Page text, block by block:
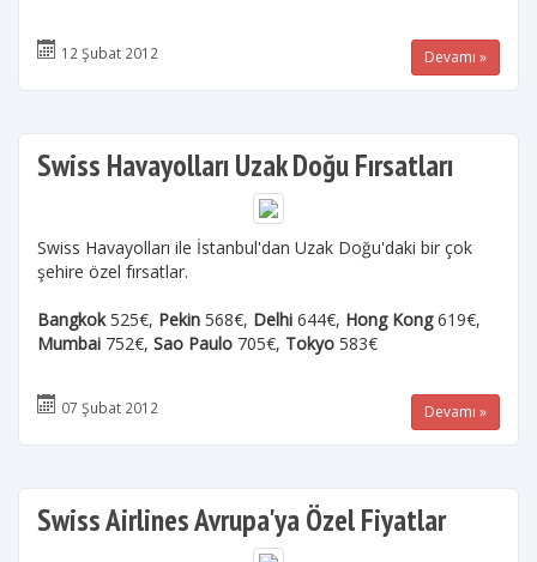
12 Şubat 2012 Devamı »
Swiss Havayolları Uzak Doğu Fırsatları
Swiss Havayolları ile İstanbul'dan Uzak Doğu'daki bir çok
şehire özel fırsatlar.
Bangkok525€, Pekin 568€, Delhi 644€, Hong Kong619€,
Mumbai 752€, Sao Paulo 705€, Tokyo 583€
07 Şubat 2012 Devamı »
Swiss Airlines Avrupa'ya Özel Fiyatlar